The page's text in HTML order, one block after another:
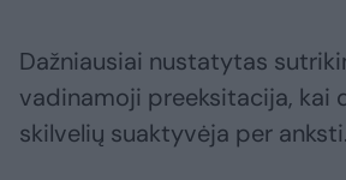
Dažniausiai nustatytas
vadinamoji preeksitacija, kai
skilvelių suaktyvėja per anksti.